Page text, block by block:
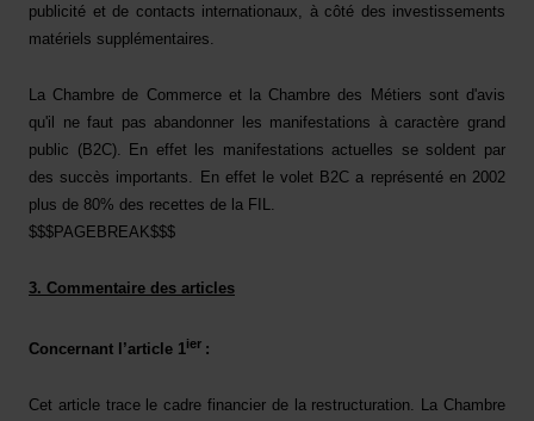
publicité et de contacts internationaux, à côté des investissements
matériels supplémentaires.
La Chambre de Commerce et la Chambre des Métiers sont d'avis
qu'il ne faut pas abandonner les manifestations à caractère grand
public (B2C). En effet les manifestations actuelles se soldent par
des succès importants. En effet le volet B2C a représenté en 2002
plus de 80% des recettes de la FIL.
$$$PAGEBREAK$$$
3. Commentaire des articles
Concernant l’article 1 ier :
Cet article trace le cadre financier de la restructuration. La Chambre